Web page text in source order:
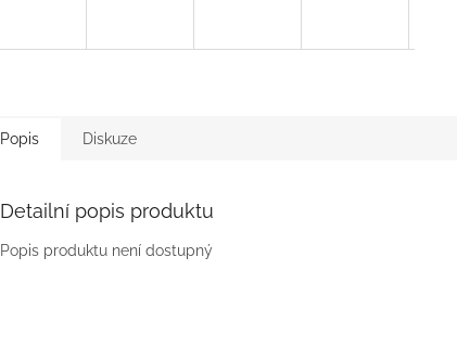
Popis Diskuze
Detailní popis produktu
Popis produktu není dostupný